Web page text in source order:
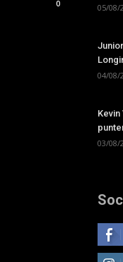
0
05/08/
04/08/
03/08/